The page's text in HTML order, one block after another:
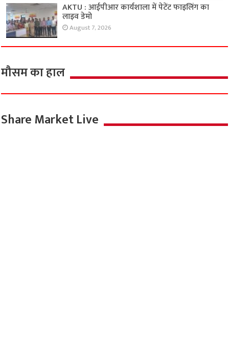
AKTU : आईपीआर कार्यशाला में पेटेंट फाइलिंग का
लाइव डेमो
August 7, 2026
मौसम का हाल
Share Market Live